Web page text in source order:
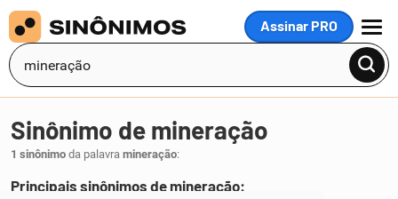
Assinar PRO
MENU
Sinônimo de mineração
1 sinônimo da palavra mineração:
Principais sinônimos de mineração: